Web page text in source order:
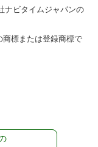
ナビタイムジャパンの
商標または登録商標で